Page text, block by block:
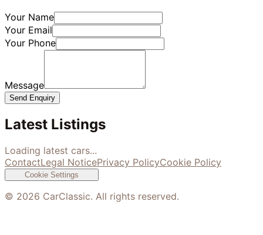
Your Name
Your Email
Your Phone
Message
Send Enquiry
Latest Listings
Loading latest cars...
ContactLegal NoticePrivacy PolicyCookie Policy
Cookie Settings
© 2026 CarClassic. All rights reserved.